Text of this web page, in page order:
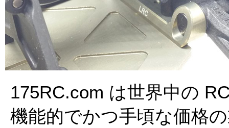
175RC.com は世界中の
機能的でかつ手頃な価格